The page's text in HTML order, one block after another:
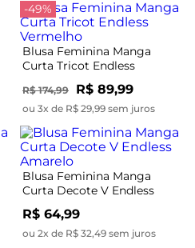
-49%
Blusa Feminina Manga
Curta Tricot Endless
R$ 174,99 R$ 89,99
ou 3x de R$ 29,99 sem juros
Blusa Feminina Manga
Curta Decote V Endless
Amarelo
R$ 64,99
ou 2x de R$ 32,49 sem juros